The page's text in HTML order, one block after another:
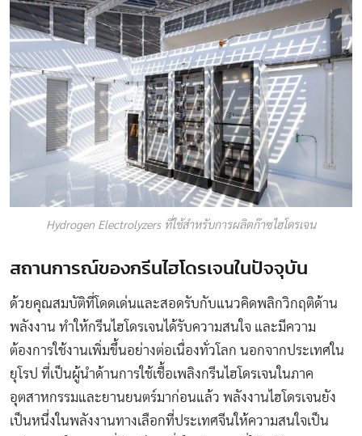
Hydrogen Electrolyzers ที่ใช้สำหรับการผลิตก๊าซไฮโดรเจน
สถานการณ์ของกรีนไฮโดรเจนในปัจจุบัน
ด้วยคุณสมบัติที่โดดเด่นและสอดรับกับแนวคิดพลิกวิกฤติด้าน
พลังงาน ทำให้กรีนไฮโดรเจนได้รับความสนใจ และมีความ
ต้องการใช้งานเพิ่มขึ้นอย่างต่อเนื่องทั่วโลก นอกจากประเทศใน
ยุโรป ที่เป็นผู้นำด้านการใช้เชื้อเพลิงกรีนไฮโดรเจนในภาค
อุตสาหกรรมและยานยนตร์มาก่อนแล้ว พลังงานไฮโดรเจนยัง
เป็นหนึ่งในพลังงานทางเลือกที่ประเทศจีนให้ความสนใจเป็น